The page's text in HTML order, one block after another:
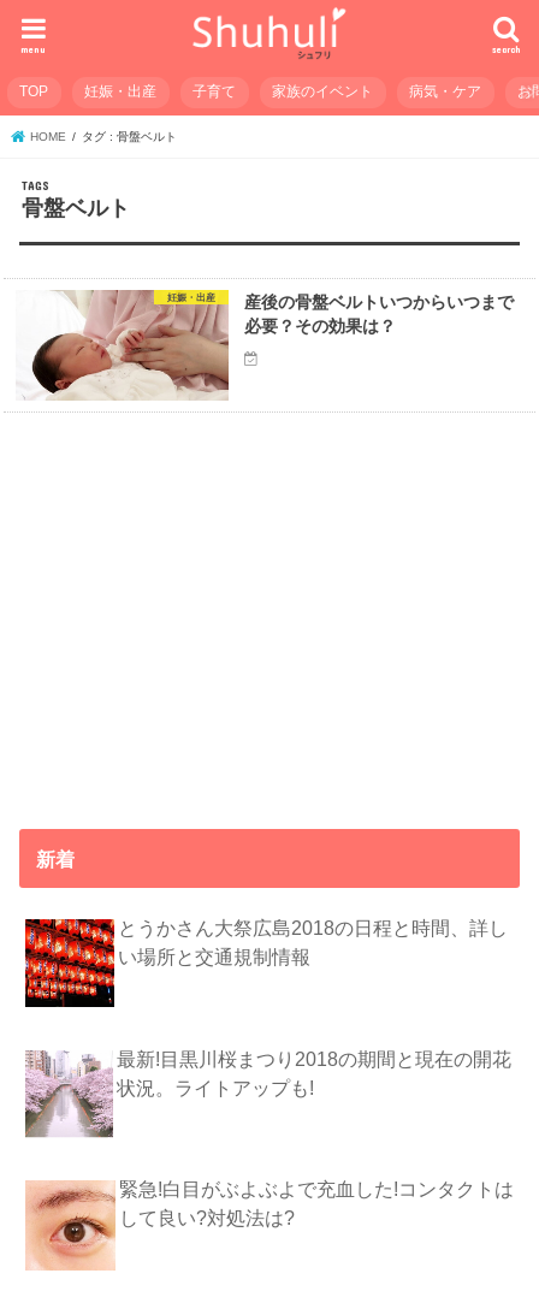
search
menu
TOP 妊娠・出産 子育て 家族のイベント 病気・ケア お
HOME タグ : 骨盤ベルト
骨盤ベルト
妊娠・出産
産後の骨盤ベルトいつからいつまで
必要？その効果は？
新着
とうかさん大祭広島2018の日程と時間、詳し
い場所と交通規制情報
最新!目黒川桜まつり2018の期間と現在の開花
状況。ライトアップも!
緊急!白目がぶよぶよで充血した!コンタクトは
して良い?対処法は?